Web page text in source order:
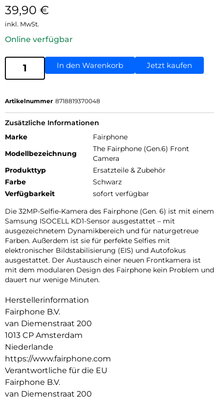
39,90 €
inkl. MwSt.
Online verfügbar
In den Warenkorb Jetzt kaufen
Artikelnummer 8718819370048
Zusätzliche Informationen
Marke
Fairphone
Modellbezeichnung
The Fairphone (Gen.6) Front
Camera
Produkttyp
Ersatzteile & Zubehör
Farbe
Schwarz
Verfügbarkeit
sofort verfügbar
Die 32MP-Selfie-Kamera des Fairphone (Gen. 6) ist mit einem
Samsung ISOCELL KD1-Sensor ausgestattet – mit
ausgezeichnetem Dynamikbereich und für naturgetreue
Farben. Außerdem ist sie für perfekte Selfies mit
elektronischer Bildstabilisierung (EIS) und Autofokus
ausgestattet. Der Austausch einer neuen Frontkamera ist
mit dem modularen Design des Fairphone kein Problem und
dauert nur wenige Minuten.
Herstellerinformation
Fairphone B.V.
van Diemenstraat 200
1013 CP Amsterdam
Niederlande
https://www.fairphone.com
Verantwortliche für die EU
Fairphone B.V.
van Diemenstraat 200